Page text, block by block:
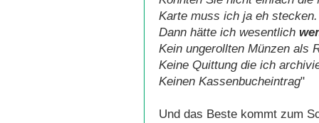
Karte muss ich ja eh
Dann hätte ich wesentlich
Kein ungerollten Münzen als
Keine Quittung die ich
Keinen Kassenbucheintrag"
Und das Beste kommt zum